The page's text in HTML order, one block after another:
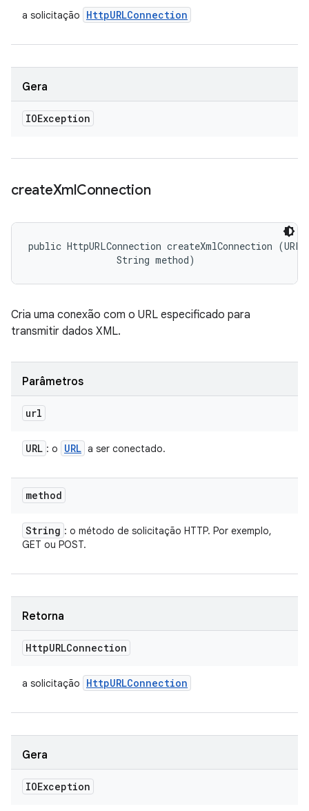
a solicitação HttpURLConnection
Gera
IOException
createXmlConnection
public HttpURLConnection createXmlConnection
                String method)
Cria uma conexão com o URL especificado para
transmitir dados XML.
Parâmetros
url
URL : o URL a ser conectado.
method
String : o método de solicitação HTTP. Por exemplo,
GET ou POST.
Retorna
HttpURLConnection
a solicitação HttpURLConnection
Gera
IOException